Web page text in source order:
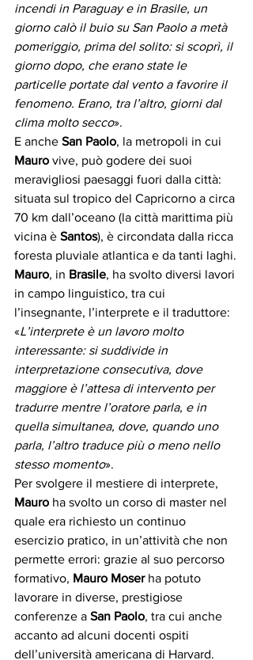
incendi in Paraguay e in Brasile, un
giorno calò il buio su San Paolo a metà
pomeriggio, prima del solito: si scoprì, il
giorno dopo, che erano state le
particelle portate dal vento a favorire il
fenomeno. Erano, tra l’altro, giorni dal
clima molto secco».
E anche San Paolo, la metropoli in cui
Mauro vive, può godere dei suoi
meravigliosi paesaggi fuori dalla città:
situata sul tropico del Capricorno a circa
70 km dall’oceano (la città marittima più
vicina è Santos), è circondata dalla ricca
foresta pluviale atlantica e da tanti laghi.
Mauro, in Brasile, ha svolto diversi lavori
in campo linguistico, tra cui
l’insegnante, l’interprete e il traduttore:
«L’interprete è un lavoro molto
interessante: si suddivide in
interpretazione consecutiva, dove
maggiore è l’attesa di intervento per
tradurre mentre l’oratore parla, e in
quella simultanea, dove, quando uno
parla, l’altro traduce più o meno nello
stesso momento».
Per svolgere il mestiere di interprete,
Mauro ha svolto un corso di master nel
quale era richiesto un continuo
esercizio pratico, in un’attività che non
permette errori: grazie al suo percorso
formativo, Mauro Moser ha potuto
lavorare in diverse, prestigiose
conferenze a San Paolo, tra cui anche
accanto ad alcuni docenti ospiti
dell’università americana di Harvard.